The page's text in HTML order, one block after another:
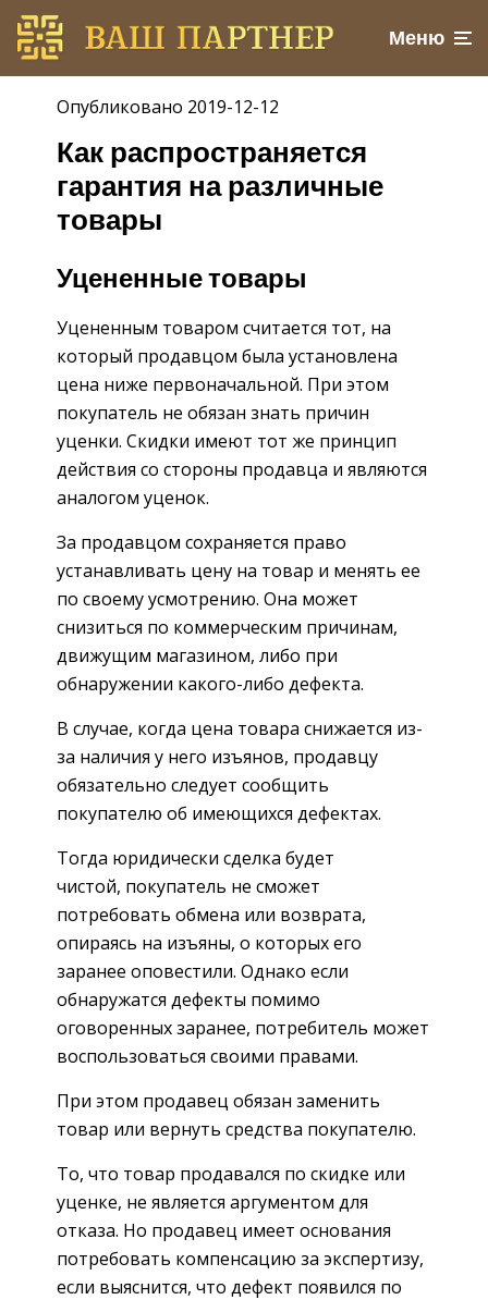
Меню
Опубликовано 2019-12-12
Как распространяется
гарантия на различные
товары
Уцененные товары
Уцененным товаром считается тот, на
который продавцом была установлена
цена ниже первоначальной. При этом
покупатель не обязан знать причин
уценки. Скидки имеют тот же принцип
действия со стороны продавца и являются
аналогом уценок.
За продавцом сохраняется право
устанавливать цену на товар и менять ее
по своему усмотрению. Она может
снизиться по коммерческим причинам,
движущим магазином, либо при
обнаружении какого-либо дефекта.
В случае, когда цена товара снижается из-
за наличия у него изъянов, продавцу
обязательно следует сообщить
покупателю об имеющихся дефектах.
Тогда юридически сделка будет
чистой, покупатель не сможет
потребовать обмена или возврата,
опираясь на изъяны, о которых его
заранее оповестили. Однако если
обнаружатся дефекты помимо
оговоренных заранее, потребитель может
воспользоваться своими правами.
При этом продавец обязан заменить
товар или вернуть средства покупателю.
То, что товар продавался по скидке или
уценке, не является аргументом для
отказа. Но продавец имеет основания
потребовать компенсацию за экспертизу,
если выяснится, что дефект появился по